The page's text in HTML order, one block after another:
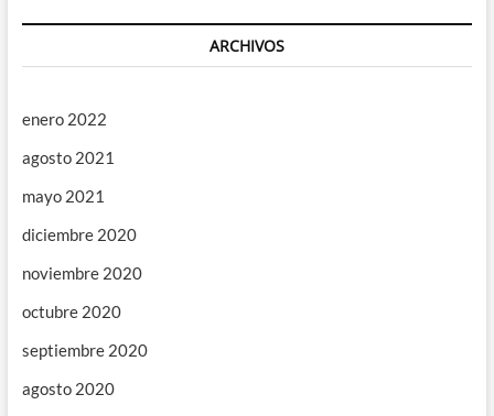
ARCHIVOS
enero 2022
agosto 2021
mayo 2021
diciembre 2020
noviembre 2020
octubre 2020
septiembre 2020
agosto 2020